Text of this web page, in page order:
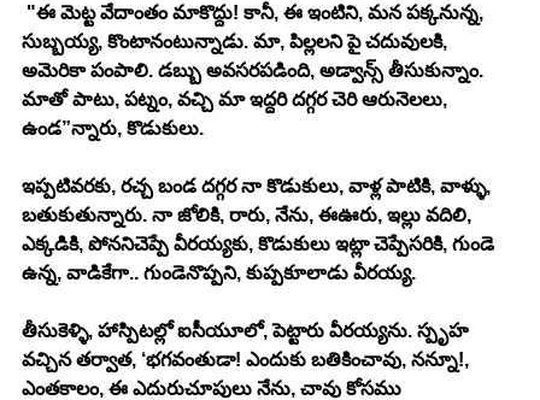
"ఈ మెట్ట వేదాంతం మాకొద్దు! కానీ, ఈ ఇంటిని, మన పక్కనున్న,
సుబ్బయ్య, కొంటానంటున్నాడు. మా, పిల్లలని పై చదువులకి,
అమెరికా పంపాలి. డబ్బు అవసరపడింది, అడ్వాన్స్ తీసుకున్నాం.
మాతో పాటు, పట్నం, వచ్చి మా ఇద్దరి దగ్గర చెరి ఆరునెలలు,
ఉండ”న్నారు, కొడుకులు.
ఇప్పటివరకు, రచ్చ బండ దగ్గర నా కొడుకులు, వాళ్ల పాటికి, వాళ్ళు,
బతుకుతున్నారు. నా జోలికి, రారు, నేను, ఈఊరు, ఇల్లు వదిలి,
ఎక్కడికి, పోననిచెప్పే వీరయ్యకు, కొడుకులు ఇట్లా చెప్పేసరికి, గుండె
ఉన్న, వాడికేగా.. గుండెనొప్పని, కుప్పకూలాడు వీరయ్య.
తీసుకెళ్ళి, హాస్పిటల్లో ఐసీయూలో, పెట్టారు వీరయ్యను. స్పృహ
వచ్చిన తర్వాత, ‘భగవంతుడా! ఎందుకు బతికించావు, నన్నూ!,
ఎంతకాలం, ఈ ఎదురుచూపులు నేను, చావు కోసము